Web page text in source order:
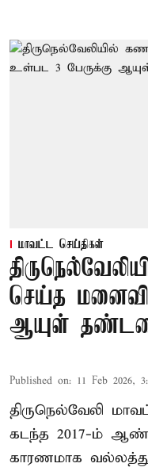
மாவட்ட செய்திகள்
செய்த
ஆயுள்
Published on: 11 Feb 2026,
திருநெல்வேலி
கடந்த 2017-ம்
காரணமாக